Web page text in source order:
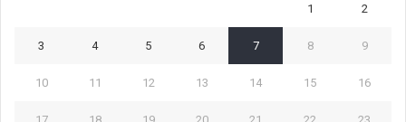
1 2
3 4 5 6 7 8 9
10 11 12 13 14 15 16